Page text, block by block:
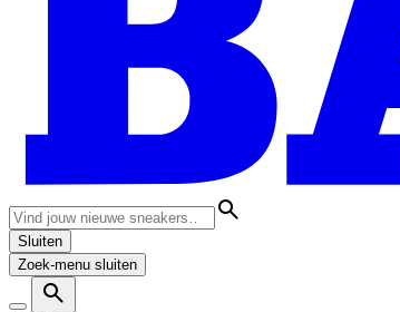
Sluiten
Zoek-menu sluiten